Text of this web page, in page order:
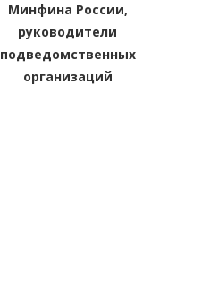
Минфина России,
руководители
подведомственных
организаций